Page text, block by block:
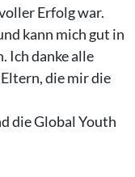
Erfolg war.
kann mich gut in
Ich danke alle
die mir die
die Global Youth